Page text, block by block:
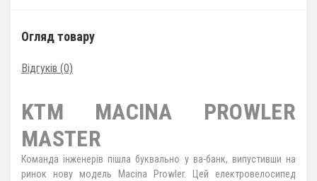
Огляд товару
Відгуків (0)
KTM MACINA PROWLER
MASTER
Команда інженерів пішла буквально у ва-банк, випустивши на
ринок нову модель Macina Prowler. Цей електровелосипед